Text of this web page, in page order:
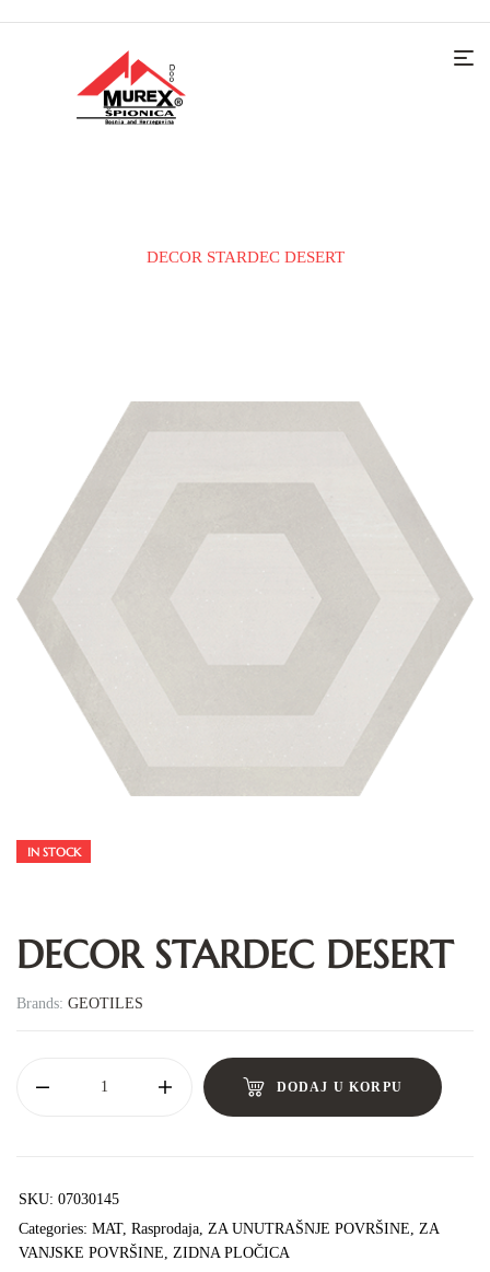
DECOR STARDEC DESERT
IN STOCK
DECOR STARDEC DESERT
Brands: GEOTILES
DODAJ U KORPU
SKU: 07030145
Categories: MAT, Rasprodaja ZA UNUTRAŠNJE POVRŠINE
ZA
VANJSKE POVRŠINE
ZIDNA PLOČICA